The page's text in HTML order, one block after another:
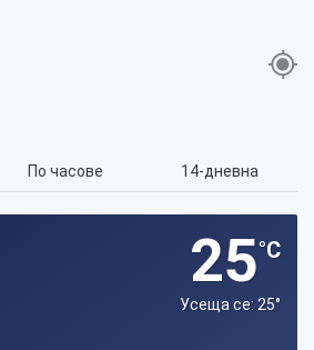
По часове 14-дневна
25°C
Усеща се: 25°